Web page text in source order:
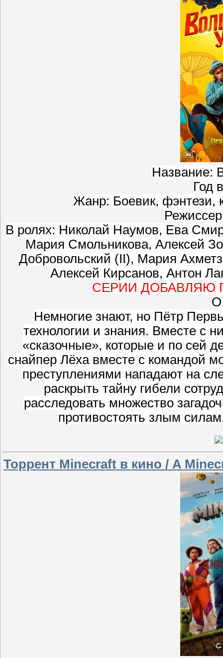
Название:
Год
Жанр: Боевик, фэнтези,
В ролях: Николай Наумов, Ева
Мария Смольникова, Алексей
Добровольский (II), Мария
Алексей Кирсанов, Антон
СЕРИИ ДОБАВЛЯЮ
О
Немногие знают, но Пётр
технологии и знания. Вместе с
«сказочные», которые и по сей
снайпер Лёха вместе с командой
преступлениями нападают на
раскрыть тайну гибели
расследовать множество
противостоять злым
Торрент Minecraft в кино / A